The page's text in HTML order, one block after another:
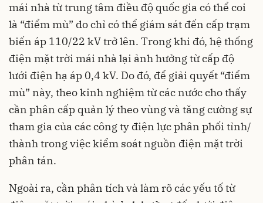
mái nhà từ trung tâm điều độ quốc gia có thể coi
là “điểm mù” do chỉ có thể giám sát đến cấp trạm
biến áp 110/22 kV trở lên. Trong khi đó, hệ thống
điện mặt trời mái nhà lại ảnh hưởng từ cấp độ
lưới điện hạ áp 0,4 kV. Do đó, để giải quyết “điểm
mù” này, theo kinh nghiệm từ các nước cho thấy
cần phân cấp quản lý theo vùng và tăng cường sự
tham gia của các công ty điện lực phân phối tỉnh/
thành trong việc kiểm soát nguồn điện mặt trời
phân tán.
Ngoài ra, cần phân tích và làm rõ các yếu tố từ